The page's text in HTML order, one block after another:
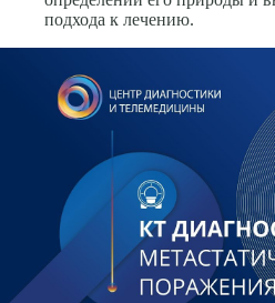
подхода к лечению.